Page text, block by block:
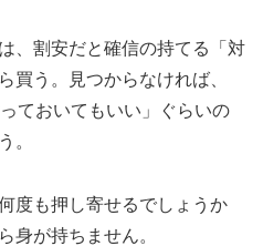
、割安だと確信の持てる「対
買う。見つからなければ、
ておいてもいい」ぐらいの
。
度も押し寄せるでしょうか
身が持ちません。